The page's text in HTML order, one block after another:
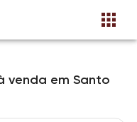
venda em Santo